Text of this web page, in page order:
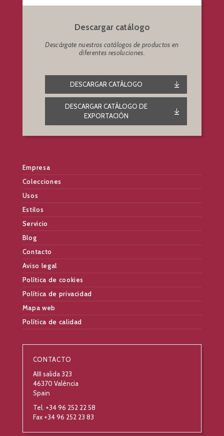
Descargar catálogo
Descárgate nuestros catálogos de productos en
diferentes resoluciones.
DESCARGAR CATÁLOGO
DESCARGAR CATÁLOGO DE
EXPORTACIÓN
Empresa
Colecciones
Usos
Estilos
Servicio
Blog
Contacto
Aviso legal
Política de cookies
Política de privacidad
Mapa web
Política de calidad
CONTACTO
AIII salida 323
46370 València
Spain
Tel. +34 96 252 22 58
Fax +34 96 252 23 83